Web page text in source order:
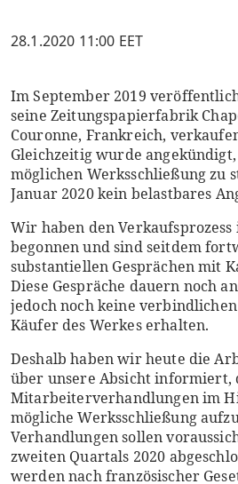
28.1.2020 11:00 EET
Im September 2019
seine Zeitungspapierfabrik
Couronne, Frankreich,
Gleichzeitig wurde
möglichen Werksschließung zu
Januar 2020 kein belastbares
Wir haben den
begonnen und sind seitdem
substantiellen Gesprächen mit
Diese Gespräche dauern noch
jedoch noch keine
Käufer des Werkes erhalten.
Deshalb haben wir heute die
über unsere Absicht informiert,
Mitarbeiterverhandlungen im
mögliche Werksschließung
Verhandlungen sollen
zweiten Quartals 2020
werden nach französischer